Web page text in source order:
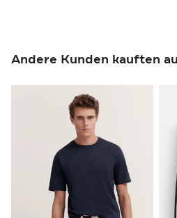
Andere Kunden kauften